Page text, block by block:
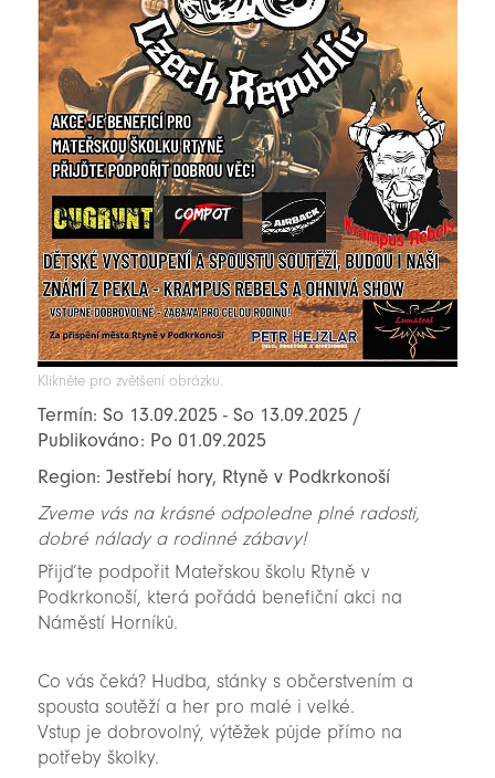
Klikněte pro zvětšení obrázku.
Termín: So 13.09.2025 - So 13.09.2025 /
Publikováno: Po 01.09.2025
Region: Jestřebí hory, Rtyně v Podkrkonoší
Zveme vás na krásné odpoledne plné radosti,
dobré nálady a rodinné zábavy!
Přijďte podpořit Mateřskou školu Rtyně v
Podkrkonoší, která pořádá benefiční akci na
Náměstí Horníků.
Co vás čeká? Hudba, stánky s občerstvením a
spousta soutěží a her pro malé i velké.
Vstup je dobrovolný, výtěžek půjde přímo na
potřeby školky.